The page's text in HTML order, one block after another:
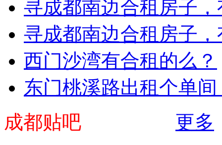
寻成都南边合租房子
寻成都南边合租房子
西门沙湾有合租的么？
东门桃溪路出租个单
成都贴吧
更多